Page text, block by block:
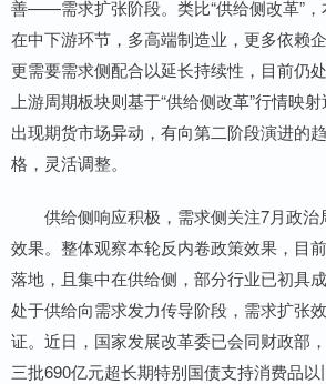
善——需求扩张阶段。类比“供给侧改革”，
在中下游环节，多高端制造业，更多依赖
更需要需求侧配合以延长持续性，目前仍
上游周期板块则基于“供给侧改革”行情映
出现期货市场异动，有向第二阶段演进的
格，灵活调整。
供给侧响应积极，需求侧关注7月政治
效果。整体观察本轮反内卷政策效果，目
落地，且集中在供给侧，部分行业已初具
处于供给向需求发力传导阶段，需求扩张
证。近日，国家发展改革委已会同财政部
三批690亿元超长期特别国债支持消费品